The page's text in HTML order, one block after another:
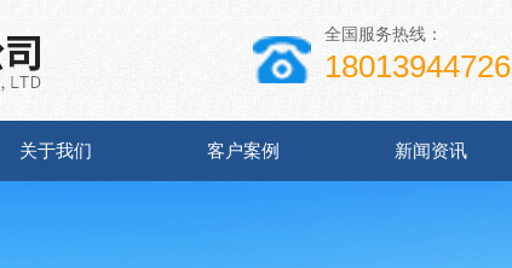
全国服务热线：
18013944726
关于我们 客户案例 新闻资讯